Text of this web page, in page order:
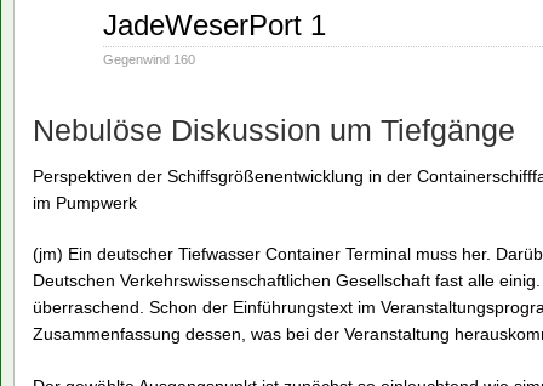
JadeWeserPort 1
Gegenwind 160
Nebulöse Diskussion um Tiefgänge
Perspektiven der Schiffsgrößenentwicklung in der
im Pumpwerk
(jm) Ein deutscher Tiefwasser Container Terminal muss her.
Deutschen Verkehrswissenschaftlichen Gesellschaft fast alle
überraschend. Schon der Einführungstext im
Zusammenfassung dessen, was bei der Veranstaltung